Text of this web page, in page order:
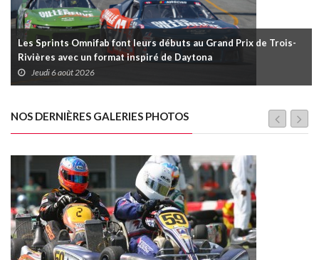
Les Sprints Omnifab font leurs débuts au Grand Prix de Trois-
Rivières avec un format inspiré de Daytona
Jeudi 6 août 2026
NOS DERNIÈRES GALERIES PHOTOS